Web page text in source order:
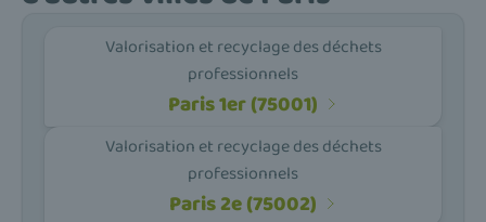
Valorisation et recyclage des déchets
professionnels
Paris 1er (75001)
Valorisation et recyclage des déchets
professionnels
Paris 2e (75002)